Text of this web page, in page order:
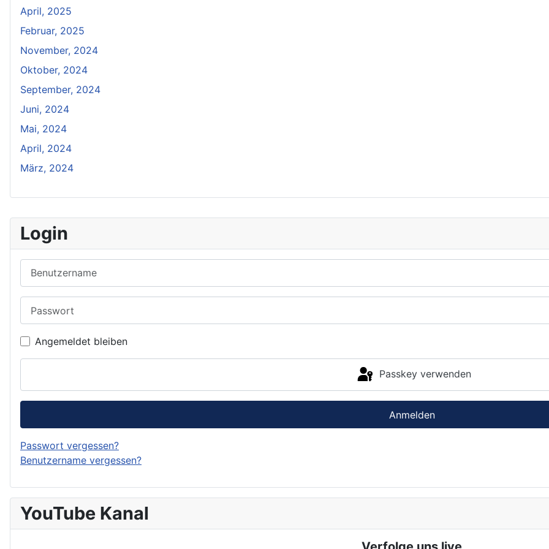
Login
Angemeldet bleiben
Passkey verwenden
Anmelden
Passwort vergessen?
Benutzername vergessen?
YouTube Kanal
April, 2025
Februar, 2025
November, 2024
Oktober, 2024
September, 2024
Juni, 2024
Mai, 2024
April, 2024
März, 2024